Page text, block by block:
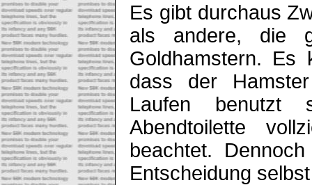
Es gibt durchaus
als andere, die
Goldhamstern. Es
dass der
Laufen benutzt
Abendtoilette
beachtet.
Entscheidung